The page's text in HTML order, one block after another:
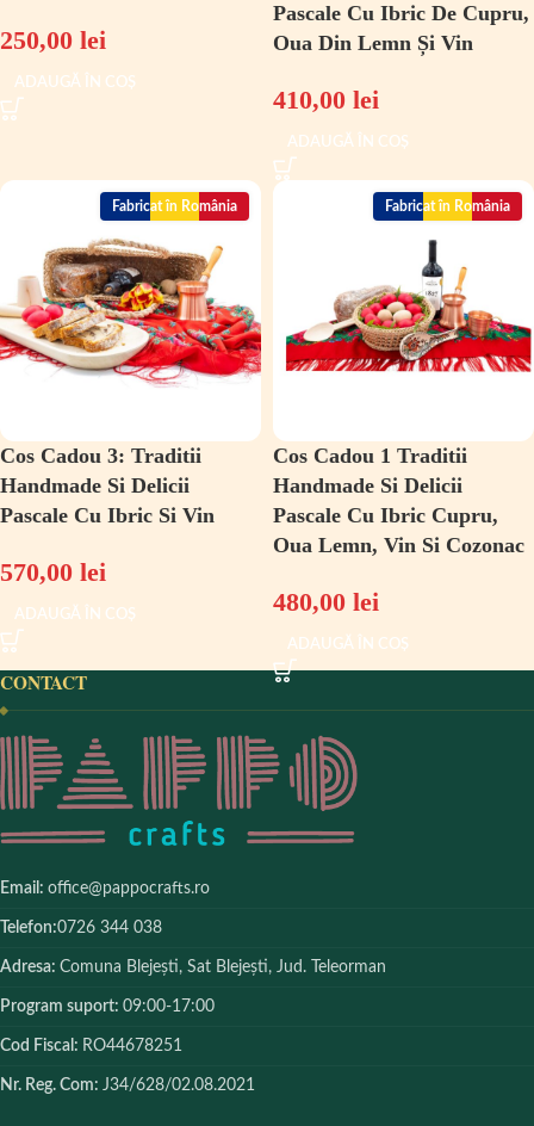
250,00 lei
ADAUGĂ ÎN COȘ
Pascale Cu Ibric De Cupru,
Oua Din Lemn Și Vin
410,00 lei
ADAUGĂ ÎN COȘ
Fabricat în România
Cos Cadou 3: Traditii
Handmade Si Delicii
Pascale Cu Ibric Si Vin
570,00 lei
ADAUGĂ ÎN COȘ
Fabricat în România
Cos Cadou 1 Traditii
Handmade Si Delicii
Pascale Cu Ibric Cupru,
Oua Lemn, Vin Si Cozonac
480,00 lei
ADAUGĂ ÎN COȘ
CONTACT
Email: office@pappocrafts.ro
Telefon:0726 344 038
Adresa: Comuna Blejești, Sat Blejești, Jud. Teleorman
Program suport: 09:00-17:00
Cod Fiscal: RO44678251
Nr. Reg. Com: J34/628/02.08.2021